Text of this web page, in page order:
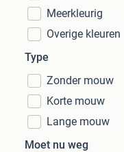
Meerkleurig
Overige kleuren
Type
Zonder mouw
Korte mouw
Lange mouw
Moet nu weg